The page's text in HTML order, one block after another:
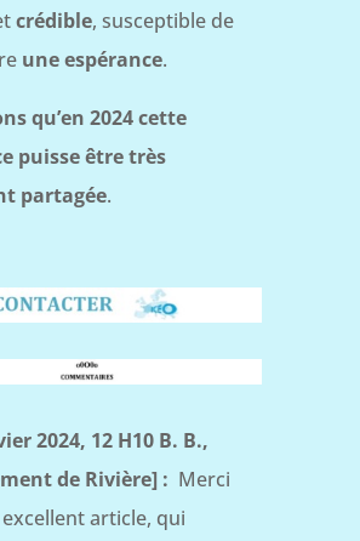
crédible, susceptible de
une espérance.
qu’en 2024 cette
puisse être très
partagée.
2024, 12 H10 B. B.,
de Rivière] : Merci
article, qui